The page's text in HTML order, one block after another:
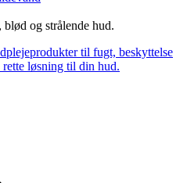
og strålende hud.
til fugt, beskyttelse
løsning til din hud.